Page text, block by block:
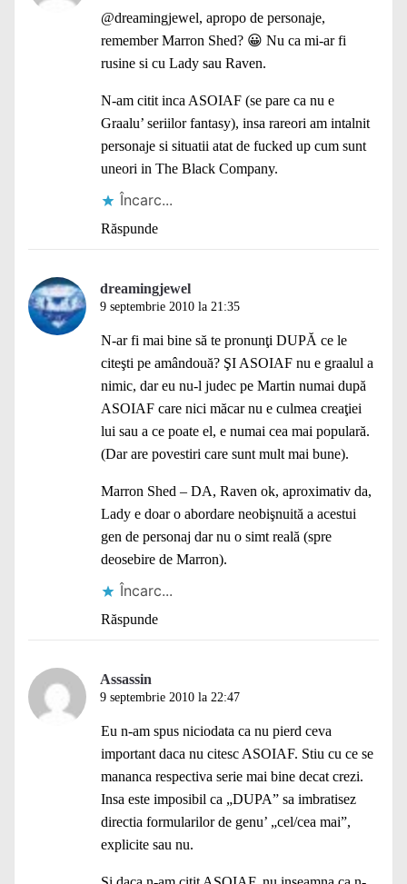
@dreamingjewel, apropo de personaje,
remember Marron Shed? 😀 Nu ca mi-ar fi
rusine si cu Lady sau Raven.
N-am citit inca ASOIAF (se pare ca nu e
Graalu’ seriilor fantasy), insa rareori am intalnit
personaje si situatii atat de fucked up cum sunt
uneori in The Black Company.
Încarc...
Răspunde
dreamingjewel
9 septembrie 2010 la 21:35
N-ar fi mai bine să te pronunţi DUPĂ ce le
citeşti pe amândouă? ŞI ASOIAF nu e graalul a
nimic, dar eu nu-l judec pe Martin numai după
ASOIAF care nici măcar nu e culmea creaţiei
lui sau a ce poate el, e numai cea mai populară.
(Dar are povestiri care sunt mult mai bune).
Marron Shed – DA, Raven ok, aproximativ da,
Lady e doar o abordare neobişnuită a acestui
gen de personaj dar nu o simt reală (spre
deosebire de Marron).
Încarc...
Răspunde
Assassin
9 septembrie 2010 la 22:47
Eu n-am spus niciodata ca nu pierd ceva
important daca nu citesc ASOIAF. Stiu cu ce se
mananca respectiva serie mai bine decat crezi.
Insa este imposibil ca „DUPA” sa imbratisez
directia formularilor de genu’ „cel/cea mai”,
explicite sau nu.